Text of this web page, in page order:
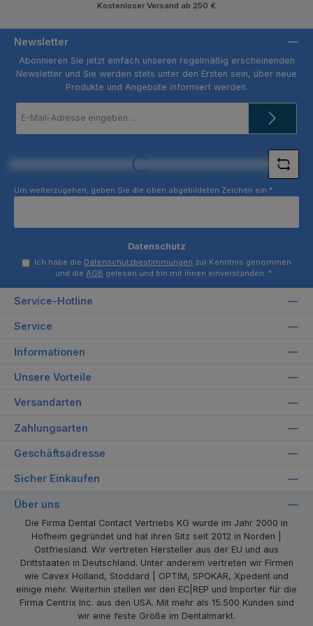
Kostenloser Versand ab 250 €
Newsletter
Abonnieren Sie jetzt einfach unseren regelmäßig erscheinenden
Newsletter und Sie werden stets unter den Ersten sein, über neue
Produkte und Angebote informiert werden.
Mail-
Loading...
Um weiterzugehen, geben Sie die oben abgebildeten Zeichen ein *
Datenschutz
Ich habe die Datenschutzbestimmungen zur Kenntnis genommen
und die AGB gelesen und bin mit ihnen einverstanden. *
Service-Hotline
Service
Informationen
Unsere Vorteile
Versandarten
Zahlungsarten
Geschäftsadresse
Sicher Einkaufen
Über uns
Die Firma Dental Contact Vertriebs KG wurde im Jahr 2000 in
Hofheim gegründet und hat ihren Sitz seit 2012 in Norden |
Ostfriesland. Wir vertreten Hersteller aus der EU und aus
Drittstaaten in Deutschland. Unter anderem vertreten wir Firmen
wie Cavex Holland, Stoddard | OPTIM, SPOKAR, Xpedent und
einige mehr. Weiterhin stellen wir den EC|REP und Importer für die
Firma Centrix Inc. aus den USA. Mit mehr als 15.500 Kunden sind
wir eine feste Größe im Dentalmarkt.